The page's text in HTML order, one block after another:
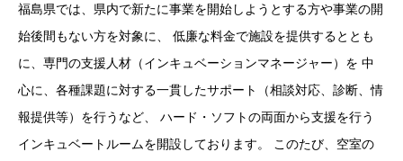
サービス
入居方法・条件
福島県では、県内で新たに事業を開始しようとする方や事業の開
始後間もない方を対象に、 低廉な料金で施設を提供するととも
に、専門の支援人材（インキュベーションマネージャー）を 中
心に、各種課題に対する一貫したサポート（相談対応、診断、情
報提供等）を行うなど、 ハード・ソフトの両面から支援を行う
インキュベートルームを開設しております。 このたび、空室の